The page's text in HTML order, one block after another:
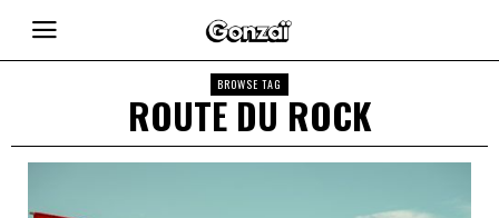
BROWSE TAG
ROUTE DU ROCK